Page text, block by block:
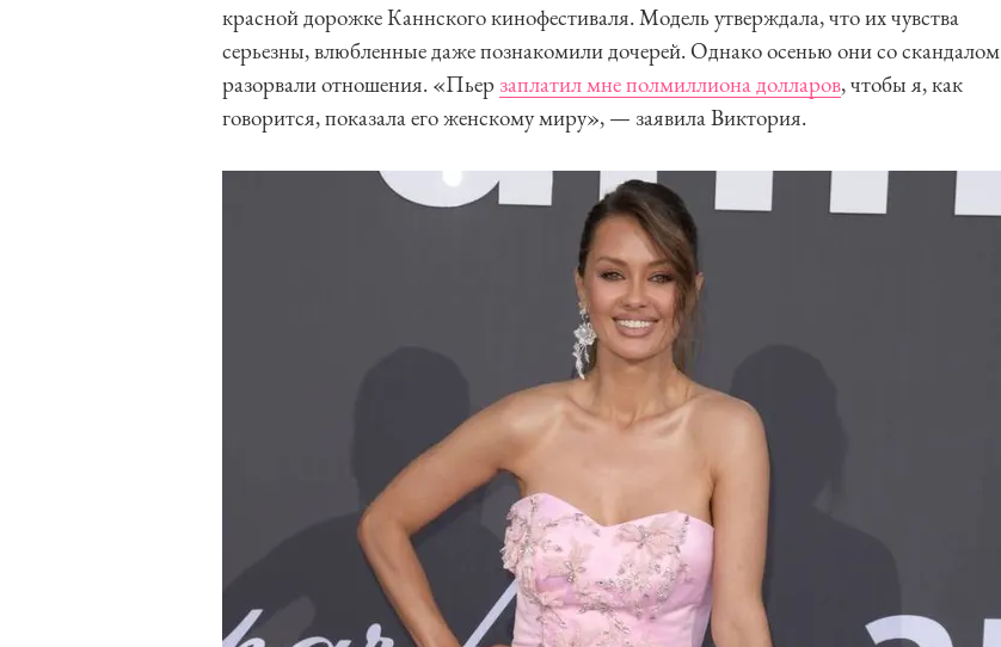
красной дорожке Каннского кинофестиваля. Модель утверждала, что их чувства
серьезны, влюбленные даже познакомили дочерей. Однако осенью они со скандалом
разорвали отношения. «Пьер заплатил мне полмиллиона долларов, чтобы я, как
говорится, показала его женскому миру», — заявила Виктория.